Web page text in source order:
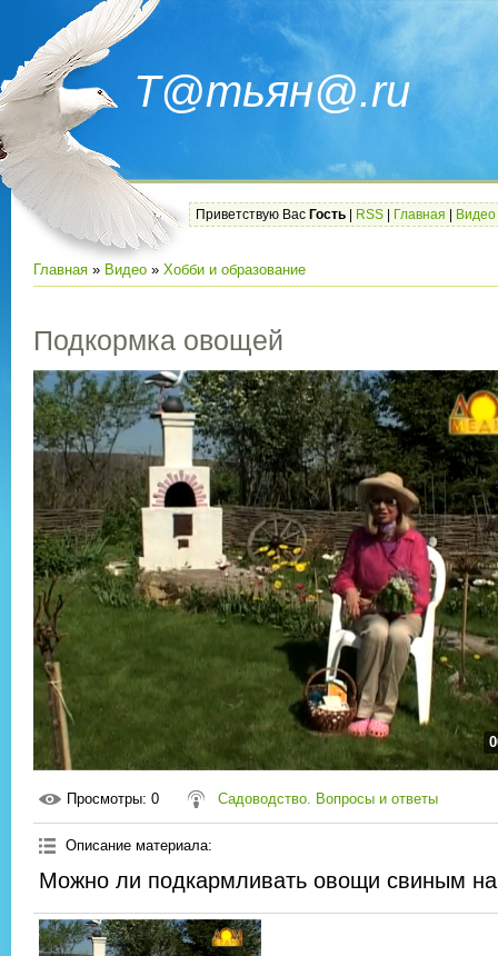
Т@тьян@.ru
Приветствую Вас Гость RSS Главная Видео
Главная » Видео » Хобби и образование
Подкормка овощей
Просмотры: 0 Садоводство. Вопросы и ответы
Описание материала:
Можно ли подкармливать овощи свиным